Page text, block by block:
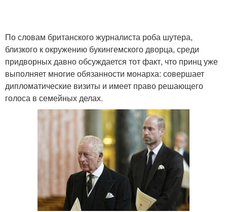
По словам британского журналиста роба шутера,
близкого к окружению букингемского дворца, среди
придворных давно обсуждается тот факт, что принц уже
выполняет многие обязанности монарха: совершает
дипломатические визиты и имеет право решающего
голоса в семейных делах.